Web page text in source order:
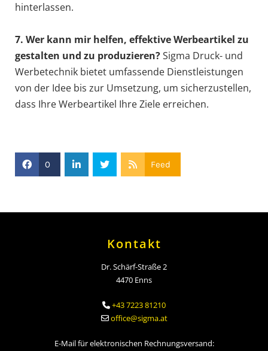
hinterlassen.
7. Wer kann mir helfen, effektive Werbeartikel zu
gestalten und zu produzieren?Sigma Druck- und
Werbetechnik bietet umfassende Dienstleistungen
von der Idee bis zur Umsetzung, um sicherzustellen,
dass Ihre Werbeartikel Ihre Ziele erreichen.
0 Feed
Kontakt
Dr. Schärf-Straße 2
4470 Enns
 +43 7223 81210
 office@sigma.at
E-Mail für elektronischen Rechnungsversand: